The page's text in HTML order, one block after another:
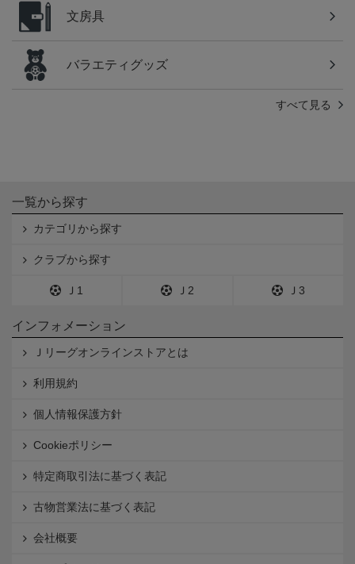
文房具
バラエティグッズ
すべて見る
一覧から探す
カテゴリから探す
クラブから探す
Ｊ1 Ｊ2 Ｊ3
インフォメーション
Ｊリーグオンラインストアとは
利用規約
個人情報保護方針
Cookieポリシー
特定商取引法に基づく表記
古物営業法に基づく表記
会社概要